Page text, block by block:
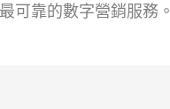
可靠的數字營銷服務。